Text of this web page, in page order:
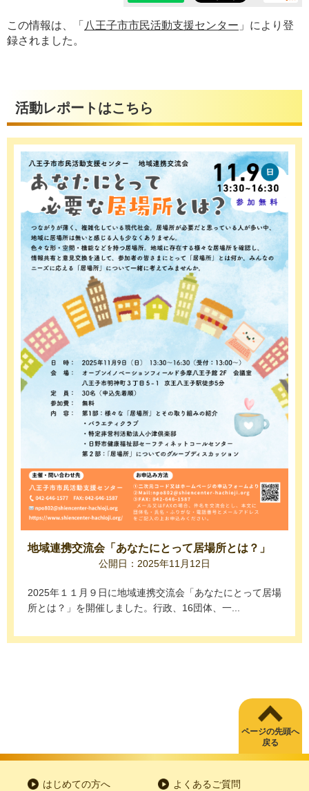
この情報は、「 八王子市市民活動支援センター 」により登
録されました。
活動レポートはこちら
地域連携交流会「あなたにとって居場所とは？」
公開日：2025年11月12日
2025年１１月９日に地域連携交流会「あなたにとって居場
所とは？」を開催しました。行政、16団体、一...
ページの先頭へ
戻る
はじめての方へ よくあるご質問